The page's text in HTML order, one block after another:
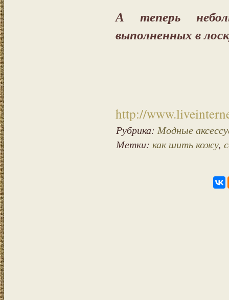
А теперь
выполненных в
http://
Рубрика: Модные
Метки: как шить кожу,